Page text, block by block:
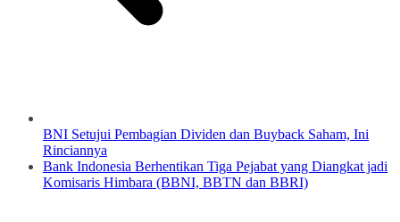
BNI Setujui Pembagian Dividen dan Buyback Saham, Ini
Rinciannya
Bank Indonesia Berhentikan Tiga Pejabat yang Diangkat jadi
Komisaris Himbara (BBNI, BBTN dan BBRI)